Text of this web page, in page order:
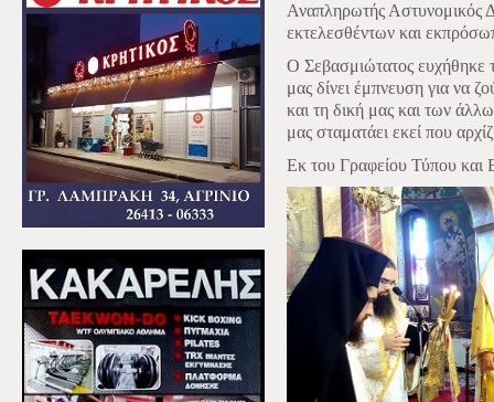
Αναπληρωτής Αστυνομικός
εκτελεσθέντων και
Ο Σεβασμιώτατος ευχήθηκε
μας δίνει έμπνευση για να
και τη δική μας και των
μας σταματάει εκεί που
Εκ του Γραφείου Τύπου και